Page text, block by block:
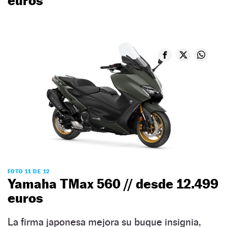
FOTO 11 DE 12
Yamaha TMax 560 // desde 12.499
euros
La firma japonesa mejora su buque insignia,